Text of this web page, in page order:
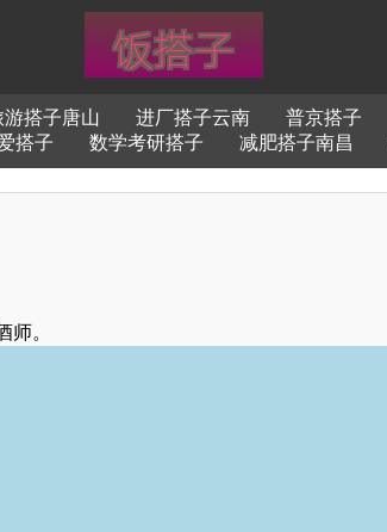
游搭子唐山 进厂搭子云南 普京搭子
搭子 数学考研搭子 减肥搭子南昌
。